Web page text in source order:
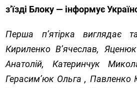
з’їзді Блоку — інформує
Перша п’ятірка виглядає
Кириленко В’ячеслав,
Анатолій, Катеринчук
Герасим’юк Ольга , Павленко